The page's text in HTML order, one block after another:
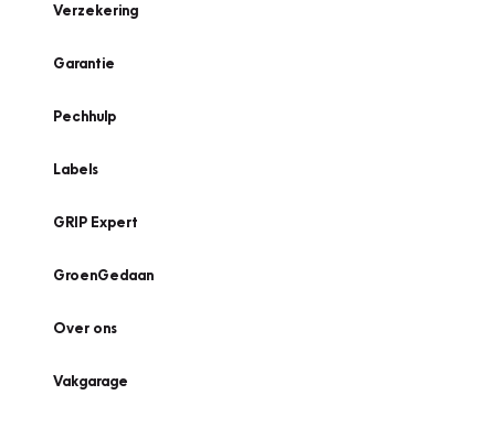
Verzekering
Garantie
Pechhulp
Labels
GRIP Expert
GroenGedaan
Over ons
Vakgarage